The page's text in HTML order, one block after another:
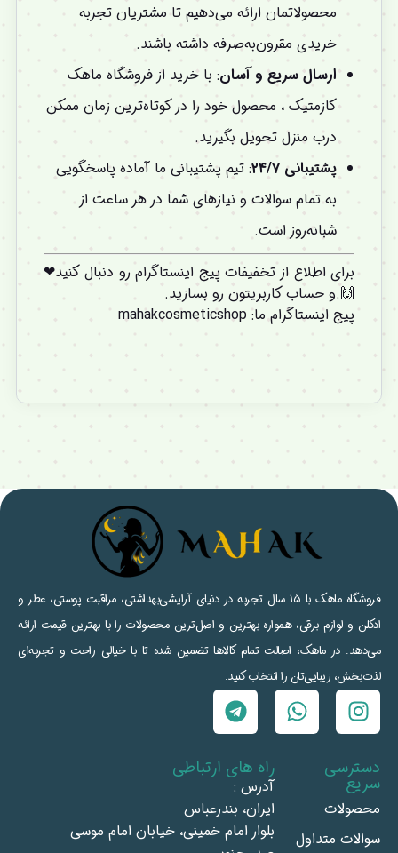
محصولاتمان ارائه می‌دهیم تا مشتریان تجربه
خریدی مقرون‌به‌صرفه داشته باشند.
ارسال سریع و آسان: با خرید از فروشگاه ماهک
کازمتیک ، محصول خود را در کوتاه‌ترین زمان ممکن
درب منزل تحویل بگیرید.
پشتیبانی ۲۴/۷
: تیم پشتیبانی ما آماده پاسخگویی
به تمام سوالات و نیازهای شما در هر ساعت از
شبانه‌روز است.
برای اطلاع از تخفیفات پیج اینستاگرام رو دنبال کنید❤
🙌.و حساب کاربریتونرو بسازید.
پیج اینستاگرام ما:
mahakcosmeticshop
فروشگاه ماهک با ۱۵ سال تجربه در دنیای آرایشی‌بهداشتی، مراقبت پوستی، عطر و
ادکلن و لوازم برقی، همواره بهترین و اصل‌ترین محصولات را با بهترین قیمت ارائه
می‌دهد. در ماهک، اصالت تمام کالاها تضمین شده تا با خیالی راحت و تجربه‌ای
لذت‌بخش، زیبایی‌تان را انتخاب کنید.
دسترسی
سریع
محصولات
سوالات متداول
راه های ارتباطی
آدرس :
ايران، بندرعباس
بلوار امام خمينى، خيابان امام موسى